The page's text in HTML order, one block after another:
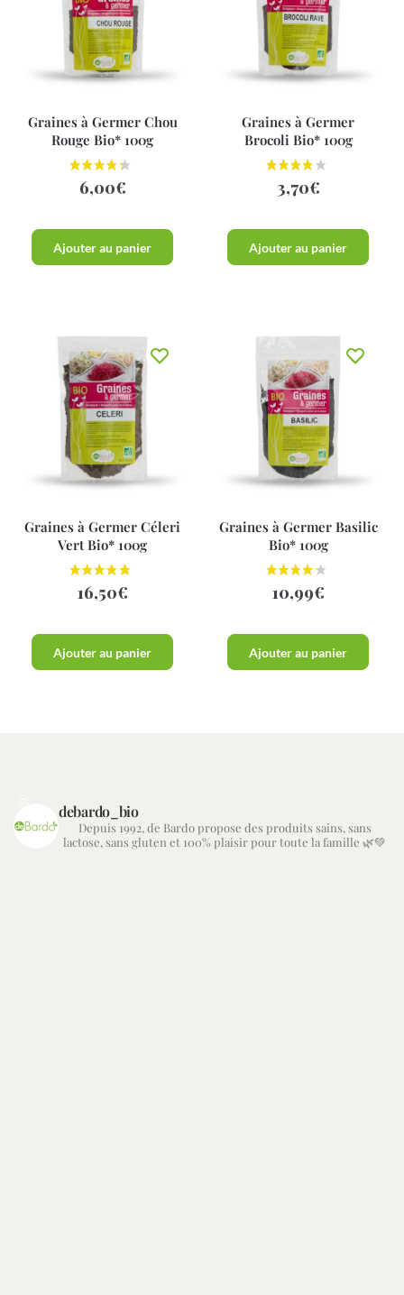
Graines à Germer Chou
Rouge Bio* 100g
6,00€
Ajouter au panier
Graines à Germer
Brocoli Bio* 100g
3,70€
Ajouter au panier
Graines à Germer Céleri
Vert Bio* 100g
16,50€
Ajouter au panier
Graines à Germer Basilic
Bio* 100g
10,99€
Ajouter au panier
debardo_bio
Depuis 1992, de Bardo propose des produits sains, sans
lactose, sans gluten et 100% plaisir pour toute la famille 🌿💚